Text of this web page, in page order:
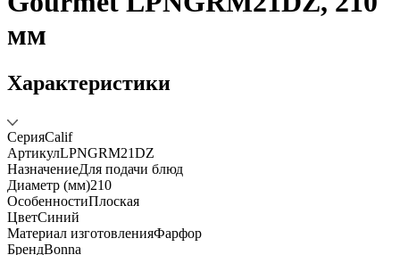
мм
Характеристики
СерияCalif
АртикулLPNGRM21DZ
НазначениеДля подачи блюд
Диаметр (мм)210
ОсобенностиПлоская
ЦветСиний
Материал изготовленияФарфор
БрендBonna